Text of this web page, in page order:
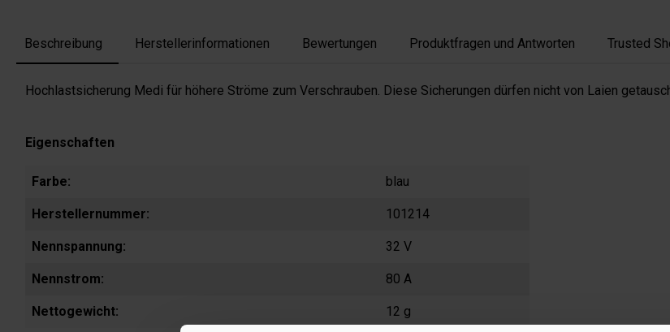
Beschreibung Herstellerinformationen Bewertungen Produktfragen und Antworten Trusted
Hochlastsicherung Medi für höhere Ströme zum Verschrauben. Diese Sicherungen dürfen nicht von Laien
Eigenschaften
Farbe: blau
Herstellernummer: 101214
Nennspannung: 32 V
Nennstrom: 80 A
Nettogewicht: 12 g